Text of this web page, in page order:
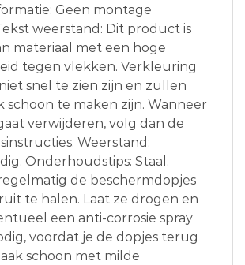
Geen montage
weerstand: Dit product is
materiaal met een hoge
tegen vlekken. Verkleuring
snel te zien zijn en zullen
schoon te maken zijn. Wanneer
verwijderen, volg dan de
Weerstand:
Onderhoudstips: Staal.
de beschermdopjes
te halen. Laat ze drogen en
een anti-corrosie spray
voordat je de dopjes terug
schoon met milde